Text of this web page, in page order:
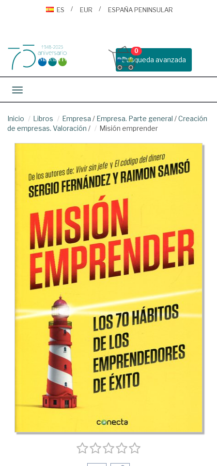
ES
EUR ESPAÑA PENINSULAR
Busqueda avanzada
0
Toggle navigation
Inicio Libros Empresa / Empresa. Parte general /Creación
de empresas. Valoración / Misión emprender